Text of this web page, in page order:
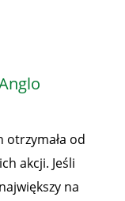
otrzymała od
akcji. Jeśli
na